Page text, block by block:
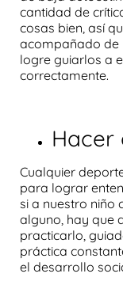
cantidad de
cosas bien, así
acompañado de
logre guiarlos a
correctamente.
Hacer
Cualquier
para lograr
si a nuestro niño
alguno, hay que
practicarlo,
práctica
el desarrollo